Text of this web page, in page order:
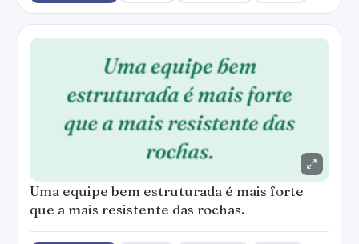
Uma equipe bem estruturada é mais forte
que a mais resistente das rochas.